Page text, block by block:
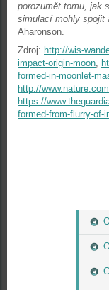
porozumět tomu, jak
simulací mohly spojit
Aharonson.
Zdroj: http://wis-
impact-origin-moon,
formed-in-moonlet-
http://
https://
formed-from-flurry-of-